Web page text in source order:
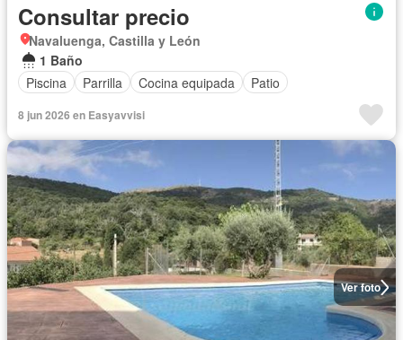
Consultar precio
Navaluenga, Castilla y León
1 Baño
Piscina
Parrilla Cocina equipada Patio
8 jun 2026 en Easyavvisi
Ver foto